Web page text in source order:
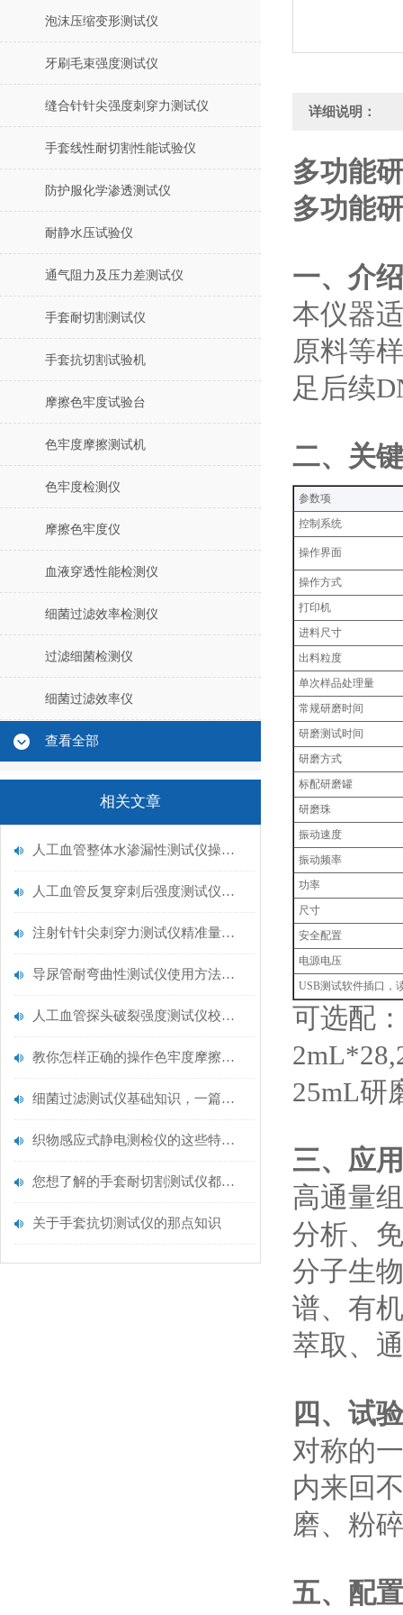
泡沫压缩变形测试仪
牙刷毛束强度测试仪
缝合针针尖强度刺穿力测试仪
手套线性耐切割性能试验仪
防护服化学渗透测试仪
耐静水压试验仪
通气阻力及压力差测试仪
手套耐切割测试仪
手套抗切割试验机
摩擦色牢度试验台
色牢度摩擦测试机
色牢度检测仪
摩擦色牢度仪
血液穿透性能检测仪
细菌过滤效率检测仪
过滤细菌检测仪
细菌过滤效率仪
查看全部
相关文章
人工血管整体水渗漏性测试仪操作中最容易出错的步骤
人工血管反复穿刺后强度测试仪是什么？透析患者的“生命管“质量靠它把关！
注射针针尖刺穿力测试仪精准量化针尖锋利度，构筑临床安全防线
导尿管耐弯曲性测试仪使用方法与操作规范
人工血管探头破裂强度测试仪校准规范：精准赋能医疗安全的技术基准
教你怎样正确的操作色牢度摩擦测试机
细菌过滤测试仪基础知识，一篇搞定
织物感应式静电测检仪的这些特点很少有人都知道
您想了解的手套耐切割测试仪都在这里了
关于手套抗切测试仪的那点知识
详细说明：
多功能
多功能
‌一、介绍
本仪器
原料等
足后续
二、关
‌参数项‌
控制系统
操作界面
操作方式
打印机
进料尺寸
出料粒度
单次样品处理量
常规研磨时间
研磨测试时间
研磨方式
标配研磨罐
研磨珠
振动速度
振动频率
功率
尺寸
安全配置
电源电压
USB测试软件插口，
可选配：
25mL研
三、应
高通量
分析、
分子生
谱、有
萃取、
四、试
对称的
内来回
磨、粉
五、配